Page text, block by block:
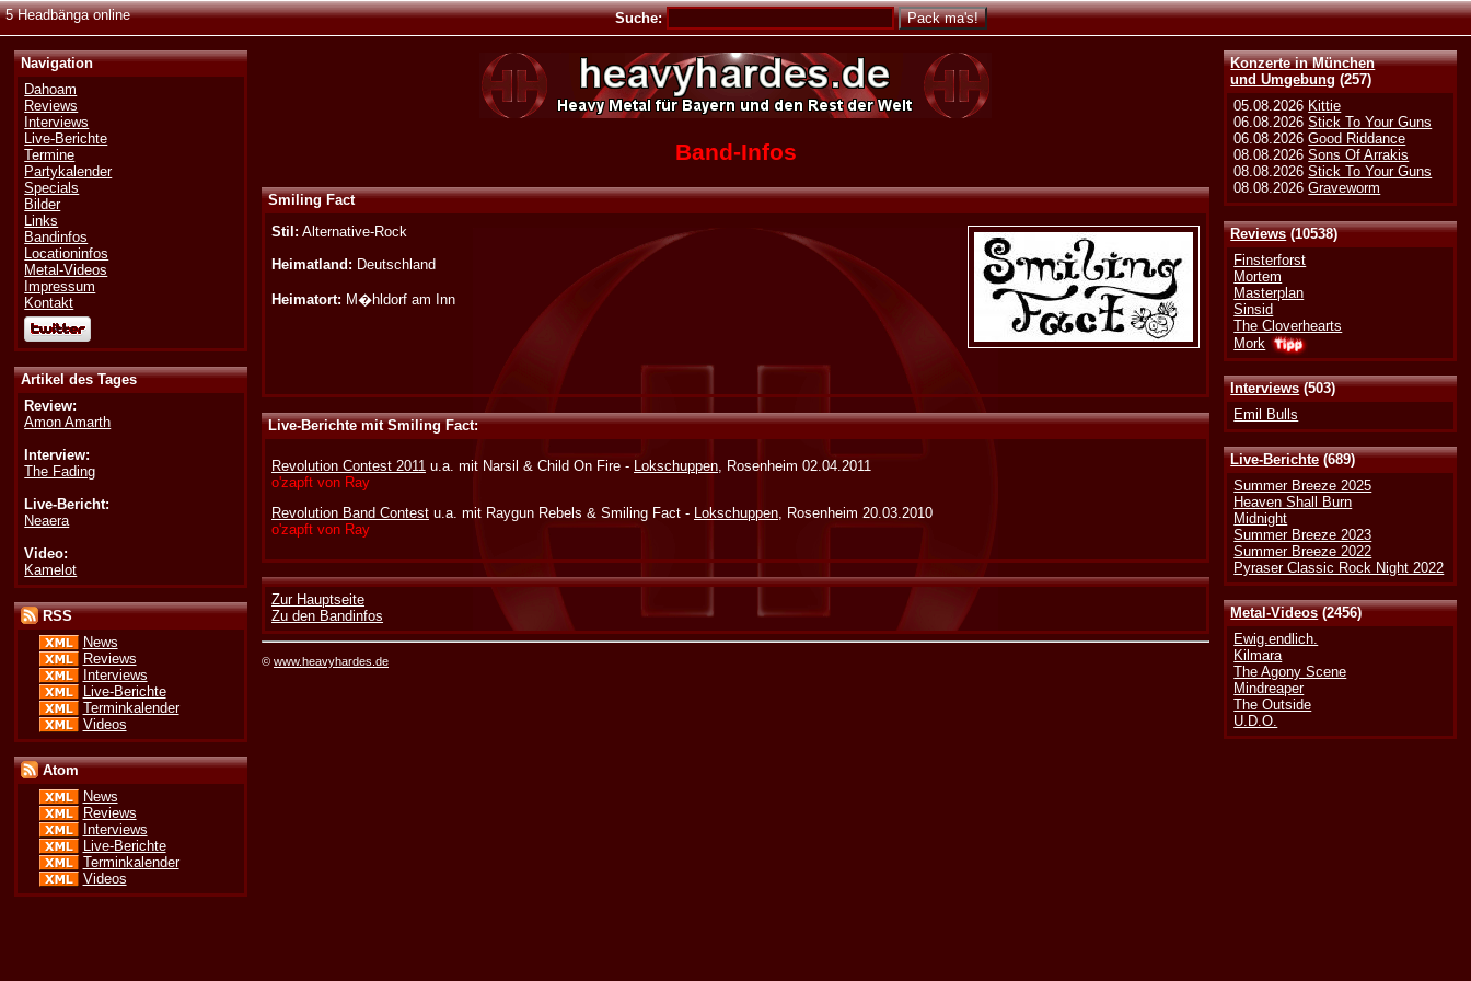
5 Headbänga online Suche:
Konzerte in München
und Umgebung (257)
05.08.2026 Kittie
06.08.2026Stick To Your Guns
06.08.2026Good Riddance
08.08.2026Sons Of Arrakis
08.08.2026Stick To Your Guns
08.08.2026Graveworm
Reviews(10538)
Finsterforst
Mortem
Masterplan
Sinsid
The Cloverhearts
Mork
Interviews(503)
Emil Bulls
Live-Berichte(689)
Summer Breeze 2025
Heaven Shall Burn
Midnight
Summer Breeze 2023
Summer Breeze 2022
Pyraser Classic Rock Night 2022
Metal-Videos(2456)
Ewig.endlich.
Kilmara
The Agony Scene
Mindreaper
The Outside
U.D.O.
Navigation
Dahoam
Reviews
Interviews
Live-Berichte
Termine
Partykalender
Specials
Bilder
Links
Bandinfos
Locationinfos
Metal-Videos
Impressum
Kontakt
Artikel des Tages
Review:
Amon Amarth
Interview:
The Fading
Live-Bericht:
Neaera
Video:
Kamelot
RSS
News
Reviews
Interviews
Live-Berichte
Terminkalender
Videos
Atom
News
Reviews
Interviews
Live-Berichte
Terminkalender
Videos
Band-Infos
Smiling Fact
Stil: Alternative-Rock
Heimatland: Deutschland
Heimatort: M�hldorf am Inn
Live-Berichte mit Smiling Fact:
Revolution Contest 2011 u.a. mit Narsil & Child On Fire - Lokschuppen, Rosenheim 02.04.2011
o'zapft von Ray
Revolution Band Contest u.a. mit Raygun Rebels & Smiling Fact - Lokschuppen, Rosenheim 20.03.2010
o'zapft von Ray
Zur Hauptseite
Zu den Bandinfos
©www.heavyhardes.de